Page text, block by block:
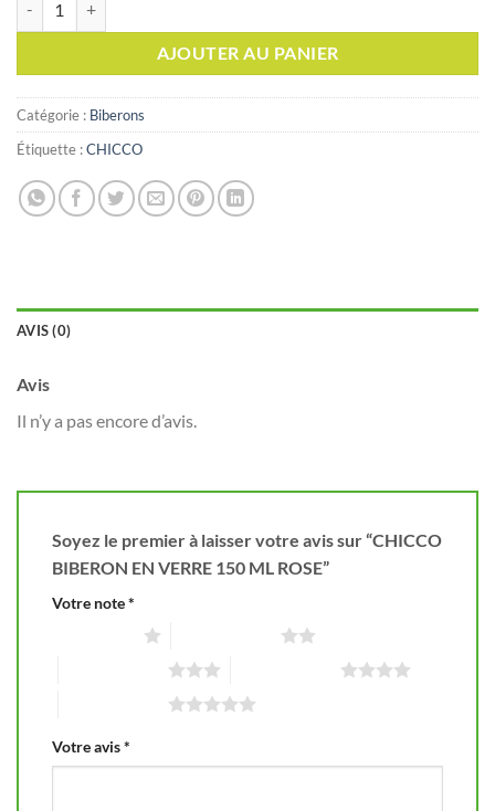
AJOUTER AU PANIER
Catégorie : Biberons
Étiquette :CHICCO
AVIS (0)
Avis
Il n’y a pas encore d’avis.
Soyez le premier à laisser votre avis sur “CHICCO
BIBERON EN VERRE 150 ML ROSE”
Votre note*
Votre avis*